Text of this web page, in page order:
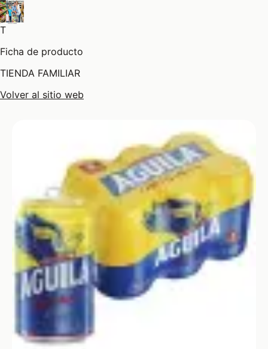
T
Ficha de producto
TIENDA FAMILIAR
Volver al sitio web